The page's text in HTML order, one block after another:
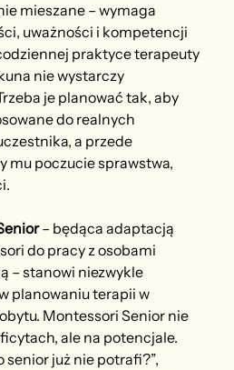
mieszane – wymaga
uważności i kompetencji
praktyce terapeuty
nie wystarczy
je planować tak, aby
do realnych
a przede
mu poczucie sprawstwa,
– będąca adaptacją
do pracy z osobami
– stanowi niezwykle
planowaniu terapii w
Montessori Senior nie
ale na potencjale.
senior już nie potrafi?”,